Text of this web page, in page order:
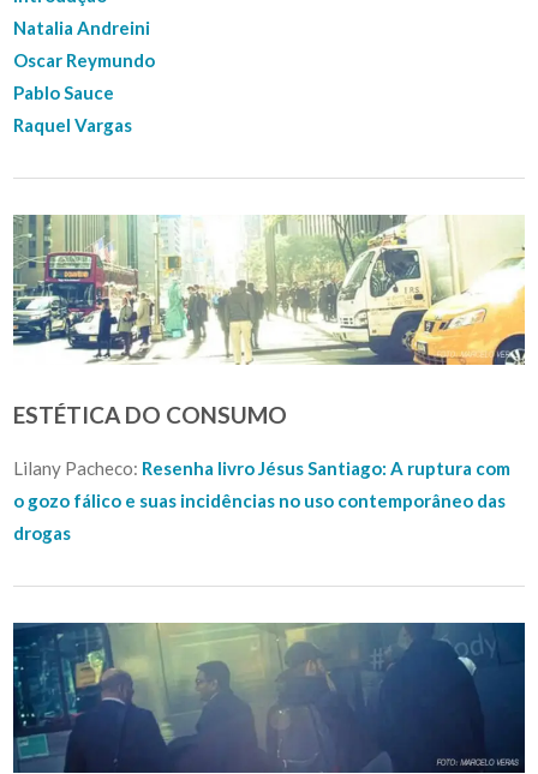
Natalia Andreini
Oscar Reymundo
Pablo Sauce
Raquel Vargas
ESTÉTICA DO CONSUMO
Lilany Pacheco: Resenha livro Jésus Santiago: A ruptura com
o gozo fálico e suas incidências no uso contemporâneo das
drogas